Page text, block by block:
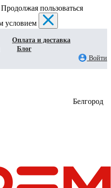
пользоваться
условием
Оплата и доставка
Блог
Войти
Белгород